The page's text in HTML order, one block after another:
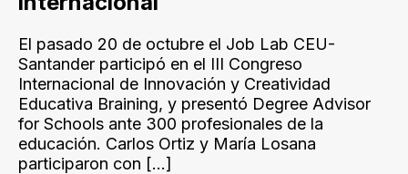
El pasado 20 de octubre el Job Lab CEU-
Santander participó en el III Congreso
Internacional de Innovación y Creatividad
Educativa Braining, y presentó Degree Advisor
for Schools ante 300 profesionales de la
educación. Carlos Ortiz y María Losana
participaron con […]